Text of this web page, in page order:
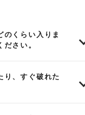
のくらい入りま
さい。
り、すぐ破れた